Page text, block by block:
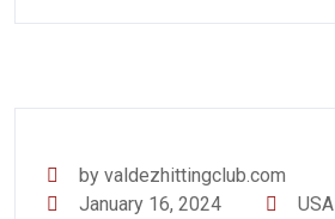
by valdezhittingclub.com
January 16, 2024
USA